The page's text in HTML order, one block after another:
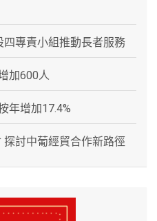
專責小組推動長者服務
加600人
年增加17.4%
討中葡經貿合作新路徑